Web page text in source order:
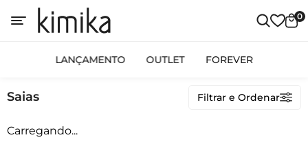
0
LANÇAMENTO OUTLET FOREVER
Filtrar e Ordenar
Categorias
OUTLET
Saias
Carregando...